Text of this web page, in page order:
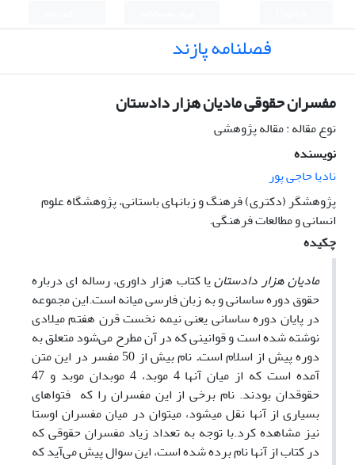
فصلنامه پازند
مفسران حقوقی مادیان هزار دادستان
نوع مقاله : مقاله پژوهشی
نویسنده
نادیا حاجی پور
پژوهشگر (دکتری) فرهنگ و زبانهای باستانی، پژوهشگاه علوم
انسانی و مطالعات فرهنگی.
چکیده
مادیان هزار دادستانیا کتاب هزار داوری، رساله­ ای درباره
حقوق دوره ساسانی و به زبان فارسی میانه است.این مجموعه
در پایان دوره ساسانی یعنی نیمه نخست قرن هفتم میلادی
نوشته شده است و قوانینی که در آن مطرح می‌شود متعلق به
دوره پیش از اسلام است.
نام بیش از 50 مفسر در این متن
آمده است که از میان آنها 4 موبد، 4 موبدان موبد و 47
حقوقدان بودند. نام برخی از این مفسران را که فتواهای
بسیاری از آنها نقل می­شود، می­توان در میان مفسران اوستا
نیز مشاهده کرد.با توجه به تعداد زیاد مفسران حقوقی که
در کتاب از آنها نام برده شده است، این سوال پیش می‌آید که